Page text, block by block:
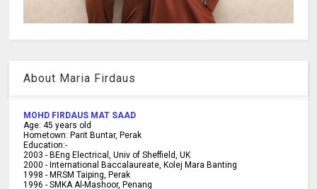
About Maria Firdaus
MOHD FIRDAUS MAT SAAD
Age: 45 years old
Hometown: Parit Buntar, Perak
Education:-
2003 -BEng Electrical, Univ of Sheffield, UK
2000 -International Baccalaureate, Kolej Mara Banting
1998 -MRSM Taiping, Perak
1996 - SMKA Al-Mashoor, Penang